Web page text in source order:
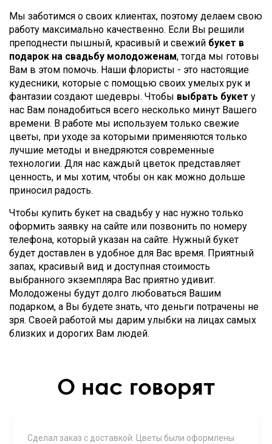
Мы заботимся о своих клиентах, поэтому делаем свою
работу максимально качественно. Если Вы решили
преподнести пышный, красивый и свежий букет в
подарок на свадьбу молодоженам, тогда мы готовы
Вам в этом помочь. Наши флористы - это настоящие
кудесники, которые с помощью своих умелых рук и
фантазии создают шедевры. Чтобы выбрать букет у
нас Вам понадобиться всего несколько минут Вашего
времени. В работе мы используем только свежие
цветы, при уходе за которыми применяются только
лучшие методы и внедряются современные
технологии. Для нас каждый цветок представляет
ценность, и мы хотим, чтобы он как можно дольше
приносил радость.
Чтобы купить букет на свадьбу у нас нужно только
оформить заявку на сайте или позвонить по номеру
телефона, который указан на сайте. Нужный букет
будет доставлен в удобное для Вас время. Приятный
запах, красивый вид и доступная стоимость
выбранного экземпляра Вас приятно удивит.
Молодожены будут долго любоваться Вашим
подарком, а Вы будете знать, что деньги потрачены не
зря. Своей работой мы дарим улыбки на лицах самых
близких и дорогих Вам людей.
О нас говорят
Сделал заказ с доставкой. Цветы были оформлены